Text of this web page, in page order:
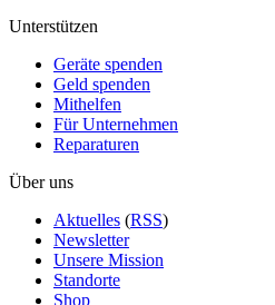
Unterstützen
Geräte spenden
Geld spenden
Mithelfen
Für Unternehmen
Reparaturen
Über uns
Aktuelles (RSS)
Newsletter
Unsere Mission
Standorte
Shop